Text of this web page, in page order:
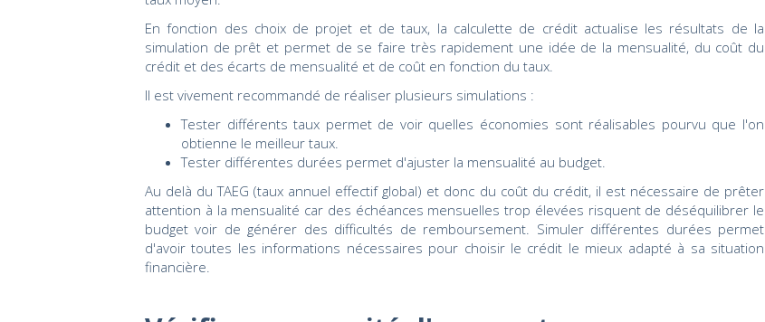
En fonction des choix de projet et de taux, la calculette de crédit actualise les résultats de la
simulation de prêt et permet de se faire très rapidement une idée de la mensualité, du coût du
crédit et des écarts de mensualité et de coût en fonction du taux.
Il est vivement recommandé de réaliser plusieurs simulations :
Tester différents taux permet de voir quelles économies sont réalisables pourvu que l'on
obtienne le meilleur taux.
Tester différentes durées permet d'ajuster la mensualité au budget.
Au delà du TAEG (taux annuel effectif global) et donc du coût du crédit, il est nécessaire de prêter
attention à la mensualité car des échéances mensuelles trop élevées risquent de déséquilibrer le
budget voir de générer des difficultés de remboursement. Simuler différentes durées permet
d'avoir toutes les informations nécessaires pour choisir le crédit le mieux adapté à sa situation
financière.